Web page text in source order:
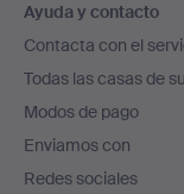
en
el
pie
de
página
Ayuda y contacto
Contacta con el
Todas las casas de
Modos de pago
Enviamos con
Redes sociales